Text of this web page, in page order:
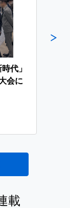
代」
会に
載